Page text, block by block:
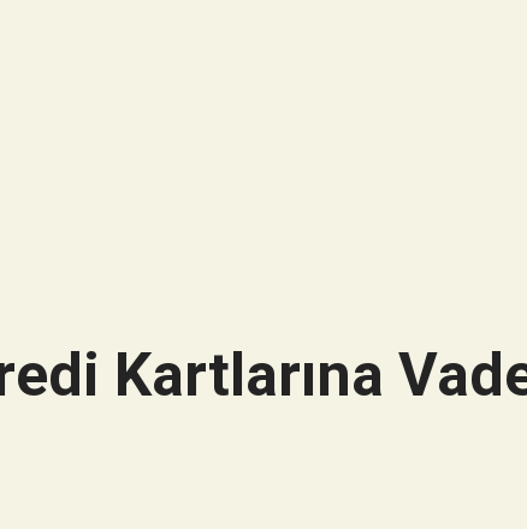
Kartlarına